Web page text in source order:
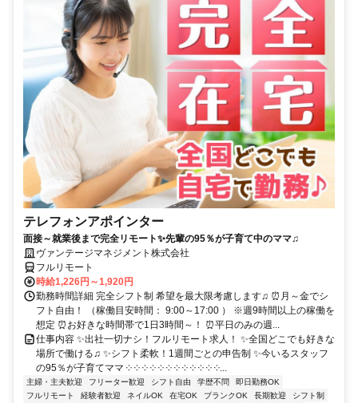
テレフォンアポインター
面接～就業後まで完全リモート✨先輩の95％が子育て中のママ♫
ヴァンテージマネジメント株式会社
フルリモート
時給1,226円～1,920円
勤務時間詳細 完全シフト制 希望を最大限考慮します♫ ⏰月～金でシ
フト自由！ （稼働目安時間： 9:00～17:00 ） ※週9時間以上の稼働を
想定 ⏰お好きな時間帯で1日3時間～！ ⏰平日のみの週...
仕事内容 ✨出社一切ナシ！フルリモート求人！ ✨全国どこでも好きな
場所で働ける♫ ✨シフト柔軟！1週間ごとの申告制 ✨今いるスタッフ
の95％が子育てママ ༶ ༶ ༶ ༶ ༶ ༶ ༶ ༶ ༶ ༶ ༶ ༶...
主婦・主夫歓迎 フリーター歓迎 シフト自由 学歴不問
即日勤務OK
フルリモート
経験者歓迎 ネイルOK 在宅OK ブランクOK 長期歓迎
シフト制